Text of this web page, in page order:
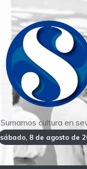
Sumamos cultura en
sábado, 8 de agosto de